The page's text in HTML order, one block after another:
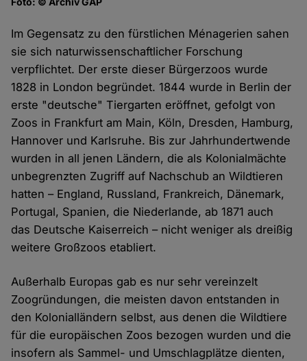
Im Gegensatz zu den fürstlichen Ménagerien sahen
sie sich naturwissenschaftlicher Forschung
verpflichtet. Der erste dieser Bürgerzoos wurde
1828 in London begründet. 1844 wurde in Berlin der
erste "deutsche" Tiergarten eröffnet, gefolgt von
Zoos in Frankfurt am Main, Köln, Dresden, Hamburg,
Hannover und Karlsruhe. Bis zur Jahrhundertwende
wurden in all jenen Ländern, die als Kolonialmächte
unbegrenzten Zugriff auf Nachschub an Wildtieren
hatten – England, Russland, Frankreich, Dänemark,
Portugal, Spanien, die Niederlande, ab 1871 auch
das Deutsche Kaiserreich – nicht weniger als dreißig
weitere Großzoos etabliert.
Außerhalb Europas gab es nur sehr vereinzelt
Zoogründungen, die meisten davon entstanden in
den Kolonialländern selbst, aus denen die Wildtiere
für die europäischen Zoos bezogen wurden und die
insofern als Sammel- und Umschlagplätze dienten,